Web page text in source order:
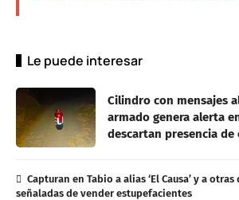
Le puede interesar
Cilindro con mensajes
armado genera alerta
descartan presencia de
Capturan en Tabio a alias ‘El Causa’ y a
señaladas de vender estupefacientes